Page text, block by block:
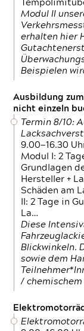
Modul II
erhalten hier
Beispielen
Ausbildung
nicht einzeln
Termin 8/10:
9.00—16.30
Modul I: 2
Grundlagen
Hersteller +
Schäden am
II: 2 Tage in
La…
Diese
Blickwinkeln.
sowie dem
/